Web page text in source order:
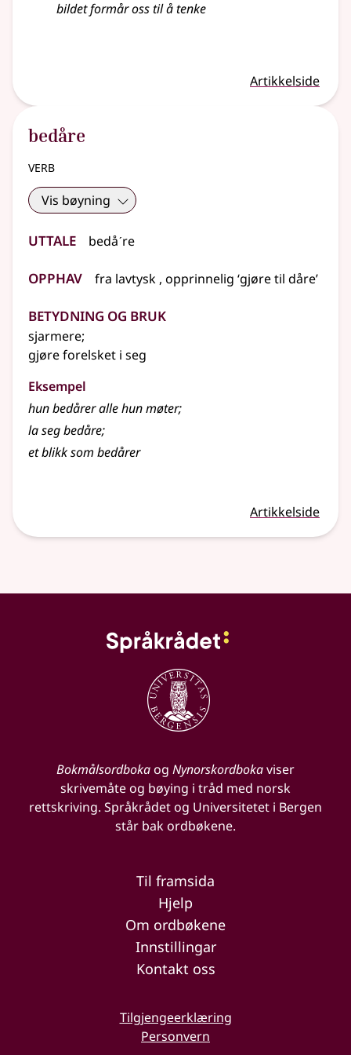
bildet formår oss til å tenke
Artikkelside
bedåre
verb
Vis bøyning
Uttale bedåˊre
Opphav fra lavtysk , opprinnelig ‘gjøre til dåre’
Betydning og bruk
sjarmere;
gjøre forelsket i seg
Eksempel
hun bedårer alle hun møter;
la segbedåre;
et blikk som bedårer
Artikkelside
Bokmålsordbokaog Nynorskordbokaviser
skrivemåte og bøying i tråd med norsk
rettskriving. Språkrådet og Universitetet i Bergen
står bak ordbøkene.
Til framsida
Hjelp
Om ordbøkene
Innstillingar
Kontakt oss
Tilgjengeerklæring
Personvern